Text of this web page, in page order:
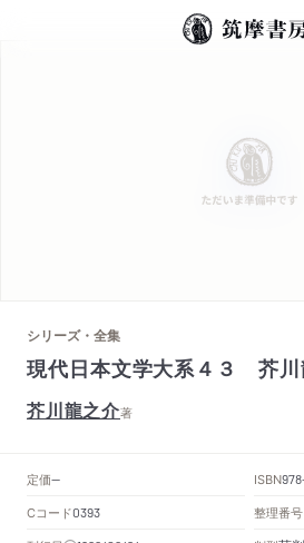
シリーズ・全集
現代日本文学大系４３ 芥川
芥川龍之介著
定価-- ISBN
Cコード0393
整理番号